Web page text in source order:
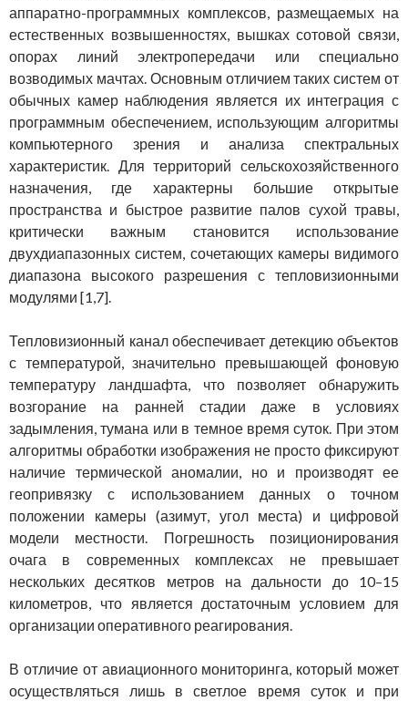
аппаратно-программных комплексов, размещаемых на
естественных возвышенностях, вышках сотовой связи,
опорах линий электропередачи или специально
возводимых мачтах. Основным отличием таких систем от
обычных камер наблюдения является их интеграция с
программным обеспечением, использующим алгоритмы
компьютерного зрения и анализа спектральных
характеристик. Для территорий сельскохозяйственного
назначения, где характерны большие открытые
пространства и быстрое развитие палов сухой травы,
критически важным становится использование
двухдиапазонных систем, сочетающих камеры видимого
диапазона высокого разрешения с тепловизионными
модулями [1,7].
Тепловизионный канал обеспечивает детекцию объектов
с температурой, значительно превышающей фоновую
температуру ландшафта, что позволяет обнаружить
возгорание на ранней стадии даже в условиях
задымления, тумана или в темное время суток. При этом
алгоритмы обработки изображения не просто фиксируют
наличие термической аномалии, но и производят ее
геопривязку с использованием данных о точном
положении камеры (азимут, угол места) и цифровой
модели местности. Погрешность позиционирования
очага в современных комплексах не превышает
нескольких десятков метров на дальности до 10–15
километров, что является достаточным условием для
организации оперативного реагирования.
В отличие от авиационного мониторинга, который может
осуществляться лишь в светлое время суток и при